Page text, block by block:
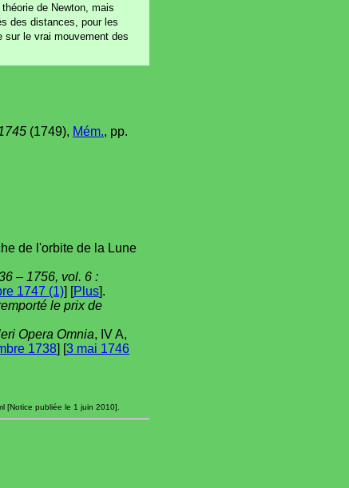
de Newton, mais
des distances, pour les
sur le vrai mouvement des
(1749), Mém., pp.
de l'orbite de la Lune
– 1756, vol. 6 :
1747 (1)] [Plus].
le prix de
Opera Omnia, IV A,
1738] [3 mai 1746
[Notice publiée le 1 juin 2010].